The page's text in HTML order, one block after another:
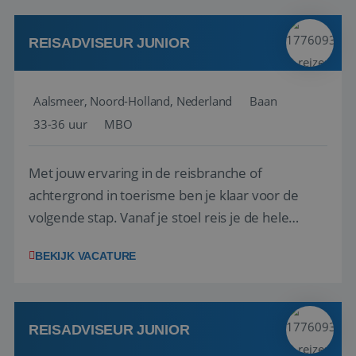
werken: of het nu gaat om vragen ...
REISADVISEUR JUNIOR
Aalsmeer, Noord-Holland, Nederland
Baan
33-36 uur
MBO
Met jouw ervaring in de reisbranche of
achtergrond in toerisme ben je klaar voor de
volgende stap. Vanaf je stoel reis je de hele
wensen van je team, je klant en wat er in de
klanten te overtuigen om die droomreis te
boeken! ...
BEKIJK VACATURE
REISADVISEUR JUNIOR